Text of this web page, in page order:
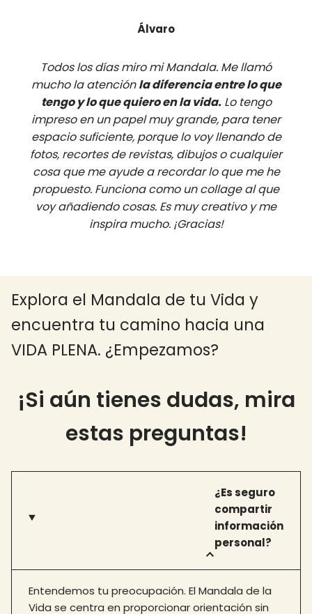
Álvaro
Todos los días miro mi Mandala. Me llamó
mucho la atenciónla diferencia entre lo que
tengo y lo que quiero en la vida.Lo tengo
impreso en un papel muy grande, para tener
espacio suficiente, porque lo voy llenando de
fotos, recortes de revistas, dibujos o cualquier
cosa que me ayude a recordar lo que me he
propuesto. Funciona como un collage al que
voy añadiendo cosas. Es muy creativo y me
inspira mucho. ¡Gracias!
Explora el Mandala de tu Vida y
encuentra tu camino hacia una
VIDA PLENA. ¿Empezamos?
¡Si aún tienes dudas, mira
estas preguntas!
¿Es seguro
compartir
información
personal?
Entendemos tu preocupación. El Mandala de la
Vida se centra en proporcionar orientación sin